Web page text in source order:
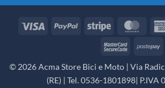
Visa PayPal Stripe
© 2026 Acma Store Bici e Moto | Via
(RE) | Tel. 0536-1801898| P.IVA